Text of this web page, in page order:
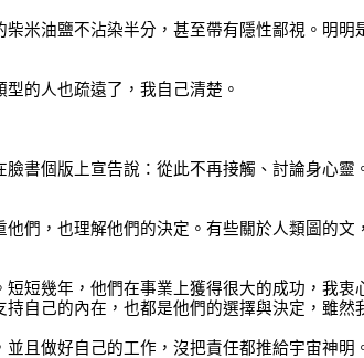
米油鹽不沾染半分，甚至帶有隱性鄙視。明
的人也疏遠了，我自己清楚。
書個版上宣告說：從此不再接觸、討論身心
們，也理解他們的決定。有些關於人類圖的
短幾年，他們在事業上獲得很大的成功，我
自己的內在，也都是他們的選擇與決定，雖然
且做好自己的工作，沒把責任都推給宇宙神明